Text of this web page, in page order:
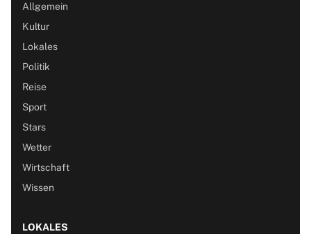
Allgemein
Kultur
Lokales
Politik
Reise
Sport
Stars
Wetter
Wirtschaft
Wissen
LOKALES